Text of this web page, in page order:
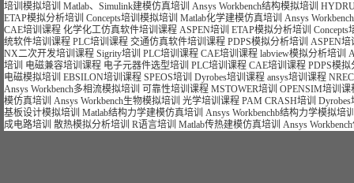
培训模拟培训 Matlab、Simulink建模仿真培训 Ansys Workbench结构模拟培训
ETAP模拟分析培训 Concepts培训模拟培训 Matlab化学建模仿真培训 Ansys
CAE培训课程 化学化工仿真软件培训课程 ASPEN培训 ETAP模拟分析培训 Concepts
统软件培训课程 PLC培训课程 交通仿真软件培训课程 PDPS模拟分析培训 ASPEN培
NX二次开发培训课程 Sigrity培训 PLC培训课程 CAE培训课程 labview模拟分析培训
培训 电磁兼容培训课程 电子元器件选型培训 PLC培训课程 CAE培训课程 PDPS模
电磁模拟培训 EBSILON培训课程 SPEOS培训 Dyrobes培训课程 ansys培训课程
Ansys Workbench多相流模拟培训 可靠性培训课程 MSTOWER培训 OPENSIM培训课
模仿真培训 Ansys Workbench生物模拟培训 光学培训课程 PAM CRASH培训
基板设计模拟培训 Matlab结构力学建模仿真培训 Ansys Workbenchb结构力学模拟培
成电路培训 散热模拟分析培训 R语言培训 Matlab传热建模仿真培训 Ansys